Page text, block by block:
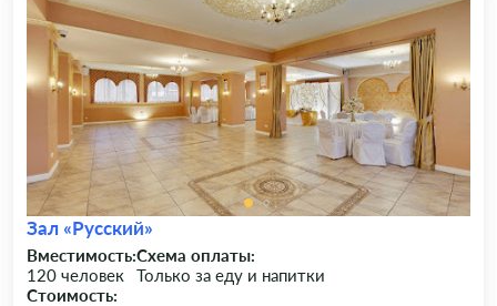
Зал «Русский»
Вместимость:
120 человек
Схема оплаты:
Только за еду и напитки
Стоимость: